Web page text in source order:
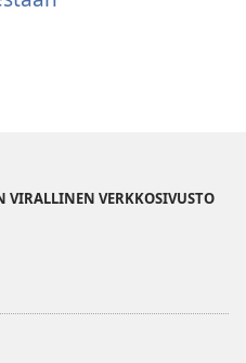
VIRALLINEN VERKKOSIVUSTO